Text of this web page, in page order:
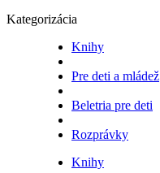
Kategorizácia
Knihy
Pre deti a mládež
Beletria pre deti
Rozprávky
Knihy